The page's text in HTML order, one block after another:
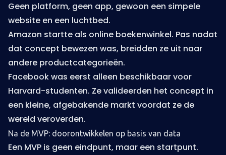
Geen platform, geen app, gewoon een simpele
website en een luchtbed.
Amazon startte als online boekenwinkel. Pas nadat
dat concept bewezen was, breidden ze uit naar
andere productcategorieën.
Facebook was eerst alleen beschikbaar voor
Harvard-studenten. Ze valideerden het concept in
een kleine, afgebakende markt voordat ze de
wereld veroverden.
Na de MVP: doorontwikkelen op basis van data
Een MVP is geen eindpunt, maar een startpunt.